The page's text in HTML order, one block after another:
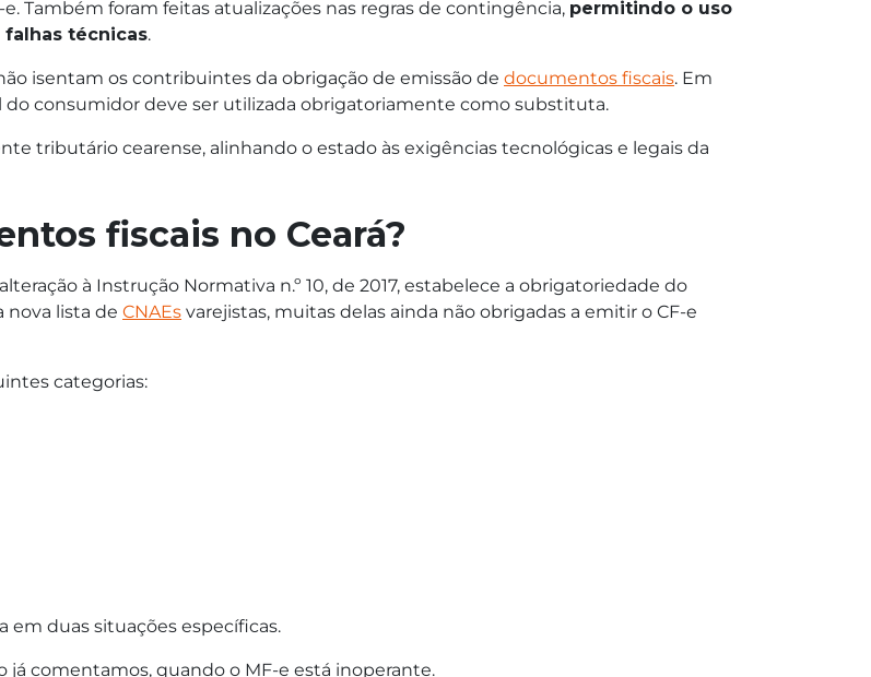
Também foram feitas atualizações nas regras de contingência, permitindo o uso
falhas técnicas.
isentam os contribuintes da obrigação de emissão de documentos fiscais. Em
do consumidor deve ser utilizada obrigatoriamente como substituta.
tributário cearense, alinhando o estado às exigências tecnológicas e legais da
fiscais no Ceará?
à Instrução Normativa n.º 10, de 2017, estabelece a obrigatoriedade do
nova lista de CNAEs varejistas, muitas delas ainda não obrigadas a emitir o CF-e
categorias:
em duas situações específicas.
já comentamos, quando o MF-e está inoperante.